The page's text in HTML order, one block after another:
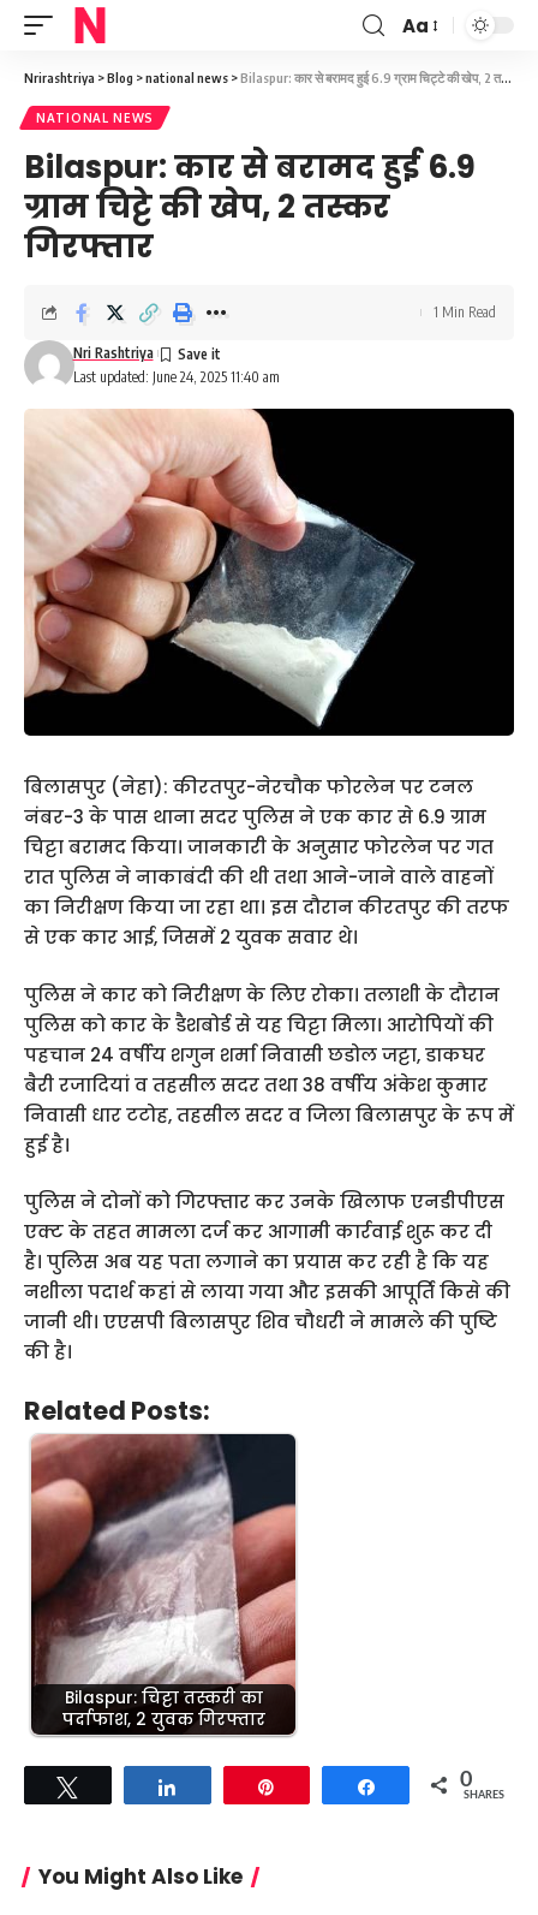
Font
Resizer
Aa
Nrirashtriya >Blog >national news >Bilaspur: कार से बरामद हुई 6.9 ग्राम चिट्टे की खेप, 2 तस्कर गिरफ्तार
NATIONAL NEWS
Bilaspur: कार से बरामद हुई 6.9
ग्राम चिट्टे की खेप, 2 तस्कर
गिरफ्तार
Last updated: June 24, 2025 11:40 am
Nri Rashtriya
1 Min Read
बिलासपुर (नेहा): कीरतपुर-नेरचौक फोरलेन पर टनल
नंबर-3 के पास थाना सदर पुलिस ने एक कार से 6.9 ग्राम
चिट्टा बरामद किया। जानकारी के अनुसार फोरलेन पर गत
रात पुलिस ने नाकाबंदी की थी तथा आने-जाने वाले वाहनों
का निरीक्षण किया जा रहा था। इस दौरान कीरतपुर की तरफ
से एक कार आई, जिसमें 2 युवक सवार थे।
पुलिस ने कार को निरीक्षण के लिए रोका। तलाशी के दौरान
पुलिस को कार के डैशबोर्ड से यह चिट्टा मिला। आरोपियों की
पहचान 24 वर्षीय शगुन शर्मा निवासी छडोल जट्टा, डाकघर
बैरी रजादियां व तहसील सदर तथा 38 वर्षीय अंकेश कुमार
निवासी धार टटोह, तहसील सदर व जिला बिलासपुर के रूप में
हुई है।
पुलिस ने दोनों को गिरफ्तार कर उनके खिलाफ एनडीपीएस
एक्ट के तहत मामला दर्ज कर आगामी कार्रवाई शुरू कर दी
है। पुलिस अब यह पता लगाने का प्रयास कर रही है कि यह
नशीला पदार्थ कहां से लाया गया और इसकी आपूर्ति किसे की
जानी थी। एएसपी बिलासपुर शिव चौधरी ने मामले की पुष्टि
की है।
Related Posts:
Bilaspur: चिट्टा तस्करी का
पर्दाफाश, 2 युवक गिरफ्तार
Share 0
SHARES
You Might Also Like